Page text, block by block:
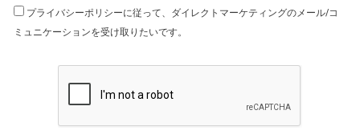
プライバシーポリシーに従って、ダイレクトマーケティングのメール/コ
ミュニケーションを受け取りたいです。